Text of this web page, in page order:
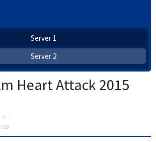
Server 1
Server 2
Heart Attack 2015
10